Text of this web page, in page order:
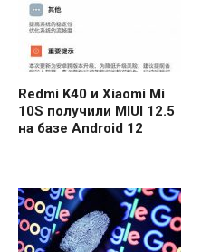
Redmi K40 и Xiaomi Mi
10S получили MIUI 12.5
на базе Android 12